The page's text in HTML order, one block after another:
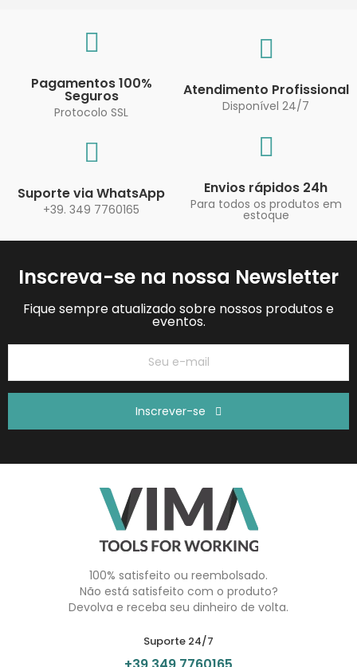
Pagamentos 100%
Seguros
Protocolo SSL
Atendimento Profissional
Disponível 24/7
Suporte via WhatsApp
+39. 349 7760165
Envios rápidos 24h
Para todos os produtos em
estoque
Inscreva-se na nossa Newsletter
Fique sempre atualizado sobre nossos produtos e
eventos.
Inscrever-se
100% satisfeito ou reembolsado.
Não está satisfeito com o produto?
Devolva e receba seu dinheiro de volta.
Suporte 24/7